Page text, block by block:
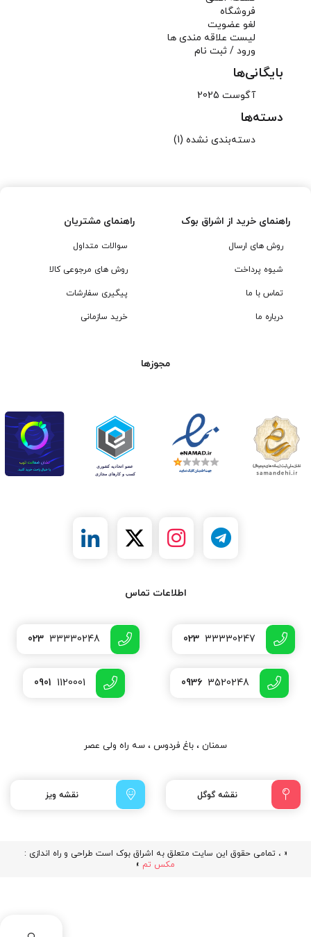
فروشگاه
لغو عضویت
لیست علاقه مندی ها
ورود / ثبت نام
بایگانی‌ها
آگوست 2025
دسته‌ها
دسته‌بندی نشده (1)
راهنمای خرید از اشراق بوک
روش های ارسال
شیوه پرداخت
تماس با ما
درباره ما
راهنمای مشتریان
سوالات متداول
روش های مرجوعی کالا
پیگیری سفارشات
خرید سازمانی
مجوزها
اطلاعات تماس
023 33330247
023 33330248
0936 3520248
0901 1120001
سمنان ، باغ فردوس ، سه راه ولی عصر
نقشه گوگل نقشه ویز
« ، تمامی حقوق این سایت متعلق به اشراق بوک است طراحی و راه اندازی :
مکس تم »